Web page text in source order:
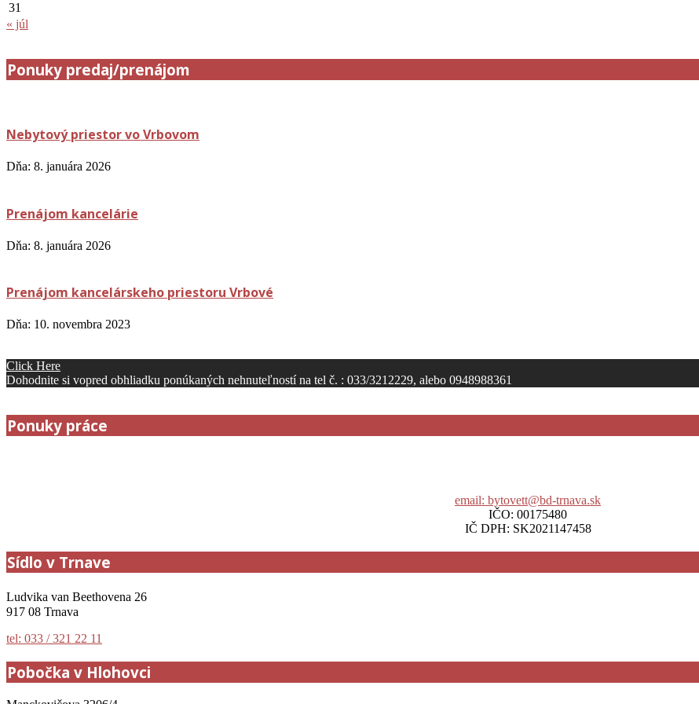
31
« júl
Ponuky predaj/prenájom
Nebytový priestor vo Vrbovom
Dňa: 8. januára 2026
Prenájom kancelárie
Dňa: 8. januára 2026
Prenájom kancelárskeho priestoru Vrbové
Dňa: 10. novembra 2023
Click Here
Dohodnite si vopred obhliadku ponúkaných nehnuteľností na tel č. : 033/3212229, alebo 0948988361
Ponuky práce
email: bytovett@bd-trnava.sk
IČO: 00175480
IČ DPH: SK2021147458
Sídlo v Trnave
Ludvika van Beethovena 26
917 08 Trnava
tel: 033 / 321 22 11
Pobočka v Hlohovci